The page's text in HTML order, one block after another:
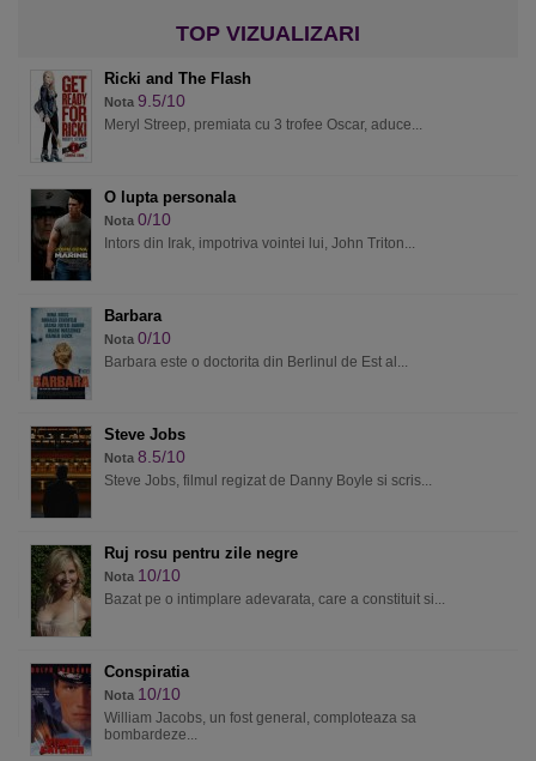
Ricki and The Flash
Nota 9.5/10
Meryl Streep, premiata cu 3 trofee Oscar, aduce...
O lupta personala
Nota 0/10
Intors din Irak, impotriva vointei lui, John Triton...
Barbara
Nota 0/10
Barbara este o doctorita din Berlinul de Est al...
Steve Jobs
Nota 8.5/10
Steve Jobs, filmul regizat de Danny Boyle si scris...
Ruj rosu pentru zile negre
Nota 10/10
Bazat pe o intimplare adevarata, care a constituit si...
Conspiratia
Nota 10/10
William Jacobs, un fost general, comploteaza sa
bombardeze...